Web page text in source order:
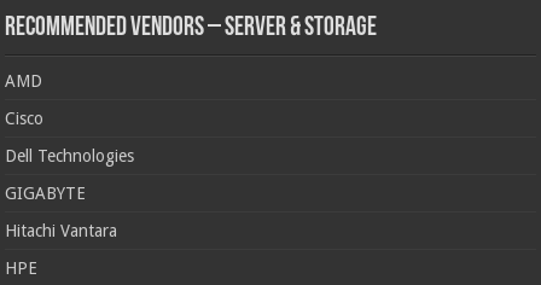
Recommended Vendors – Server & Storage
AMD
Cisco
Dell Technologies
GIGABYTE
Hitachi Vantara
HPE